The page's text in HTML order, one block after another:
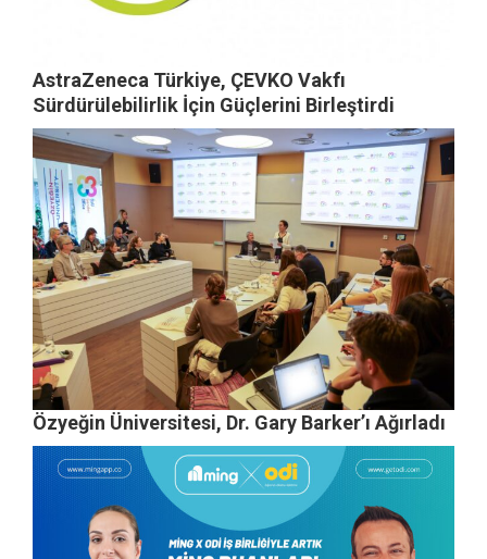
AstraZeneca Türkiye, ÇEVKO Vakfı
Sürdürülebilirlik İçin Güçlerini Birleştirdi
Özyeğin Üniversitesi, Dr. Gary Barker’ı Ağırladı